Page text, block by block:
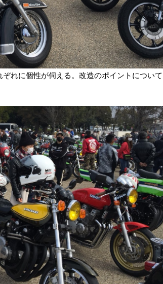
れに個性が伺える。改造のポイントについて